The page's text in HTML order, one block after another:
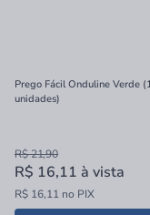
Prego Fácil Onduline Verde
unidades)
R$ 21,90
R$ 16,11 à vista
R$ 16,11 no PIX